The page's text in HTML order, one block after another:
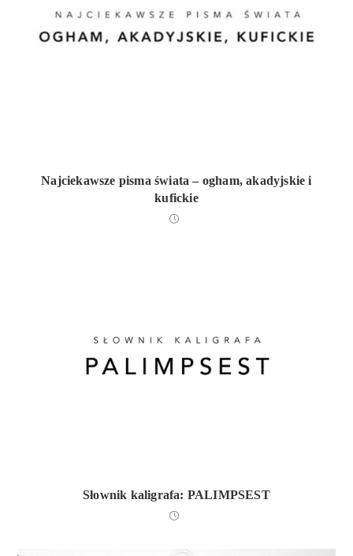
Najciekawsze pisma świata – ogham, akadyjskie i
kufickie
Słownik kaligrafa: PALIMPSEST